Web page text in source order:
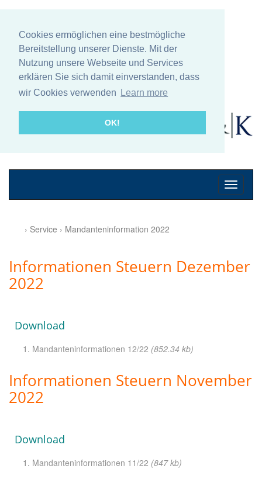
Cookies ermöglichen eine bestmögliche
Bereitstellung unserer Dienste. Mit der
Nutzung unsere Webseite und Services
erklären Sie sich damit einverstanden, dass
wir Cookies verwenden
Learn more
OK!
Mobile
› Service › Mandanteninformation 2022
Informationen Steuern Dezember
2022
Download
Mandanteninformationen 12/22 (852.34 kb)
Informationen Steuern November
2022
Download
Mandanteninformationen 11/22 (847 kb)